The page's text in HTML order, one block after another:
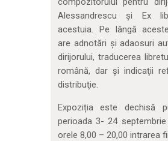
Alessandrescu şi Ex
acestuia. Pe lângă
are adnotări şi adaosuri
dirijorului, traducerea
română, dar şi indicaţii
distribuţie.
Expoziția este dechisă
perioada 3- 24
orele 8,00 – 20,00 intrarea